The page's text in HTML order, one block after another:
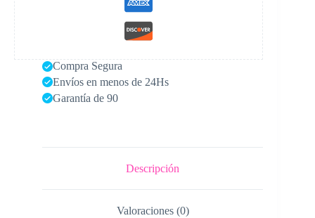
Compra Segura
Envíos en menos de 24Hs
Garantía de 90
Descripción
Valoraciones (0)